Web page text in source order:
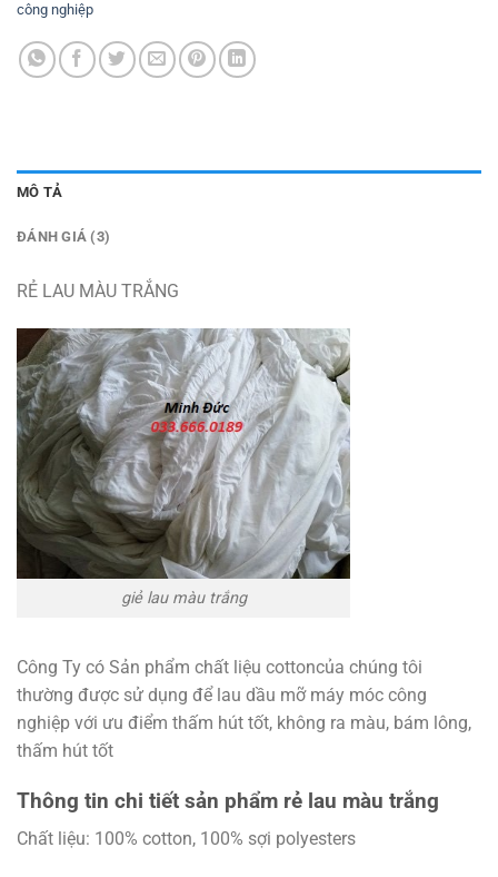
công nghiệp
MÔ TẢ
ĐÁNH GIÁ (3)
RẺ LAU MÀU TRẮNG
giẻ lau màu trắng
Công Ty có Sản phẩm chất liệu cottoncủa chúng tôi
thường được sử dụng để lau dầu mỡ máy móc công
nghiệp với ưu điểm thấm hút tốt, không ra màu, bám lông,
thấm hút tốt
Thông tin chi tiết sản phẩm rẻ lau màu trắng
Chất liệu: 100% cotton, 100% sợi polyesters